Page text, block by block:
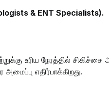
& ENT Specialists).
உரிய நேரத்தில்
எதிர்பாக்கிறது.